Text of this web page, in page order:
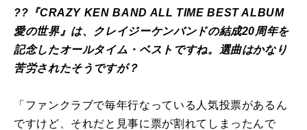
??『CRAZY KEN BAND ALL TIME BEST ALBUM
愛の世界』は、クレイジーケンバンドの結成20周年を
記念したオールタイム・ベストですね。選曲はかなり
苦労されたそうですが？
「ファンクラブで毎年行なっている人気投票があるん
ですけど、それだと見事に票が割れてしまったんで